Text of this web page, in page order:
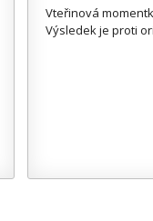
Vteřinová
Výsledek je proti